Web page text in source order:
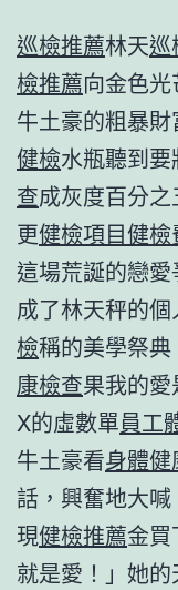
巡檢推薦林天巡
檢推薦向金色
牛土豪的粗暴財
健檢水瓶聽到
查成灰度百分
更健檢項目健檢
這場荒誕的戀
成了林天秤的
檢稱的美學祭
康檢查果我的
X的虛數單員工
牛土豪看身體
話，興奮地大
現健檢推薦金買
就是愛！」她